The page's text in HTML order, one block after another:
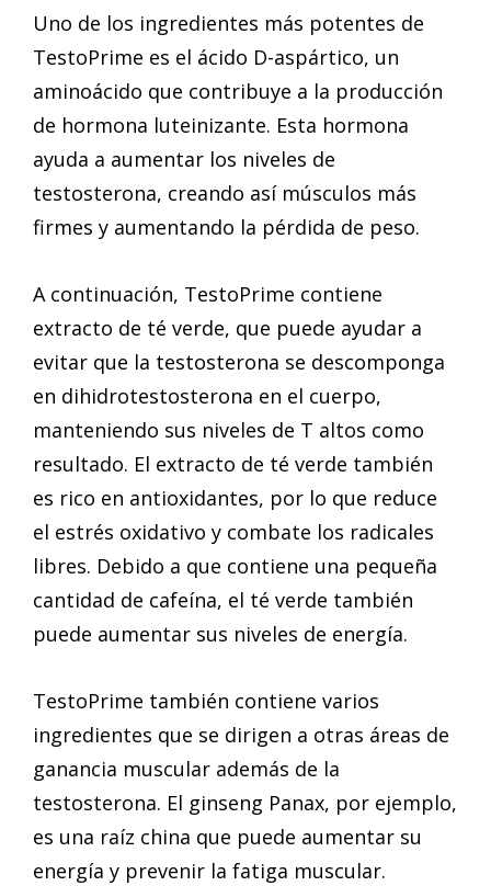
Uno de los ingredientes más potentes de
TestoPrime es el ácido D-aspártico, un
aminoácido que contribuye a la producción
de hormona luteinizante. Esta hormona
ayuda a aumentar los niveles de
testosterona, creando así músculos más
firmes y aumentando la pérdida de peso.
A continuación, TestoPrime contiene
extracto de té verde, que puede ayudar a
evitar que la testosterona se descomponga
en dihidrotestosterona en el cuerpo,
manteniendo sus niveles de T altos como
resultado. El extracto de té verde también
es rico en antioxidantes, por lo que reduce
el estrés oxidativo y combate los radicales
libres. Debido a que contiene una pequeña
cantidad de cafeína, el té verde también
puede aumentar sus niveles de energía.
TestoPrime también contiene varios
ingredientes que se dirigen a otras áreas de
ganancia muscular además de la
testosterona. El ginseng Panax, por ejemplo,
es una raíz china que puede aumentar su
energía y prevenir la fatiga muscular.